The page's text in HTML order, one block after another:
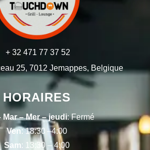
+ 32 471 77 37 52
25, 7012 Jemappes, Belgique
HORAIRES
Mar – Mer – jeudi: Fermé
Ven: 18:30 –4:00
Sam: 13:30 – 4:00